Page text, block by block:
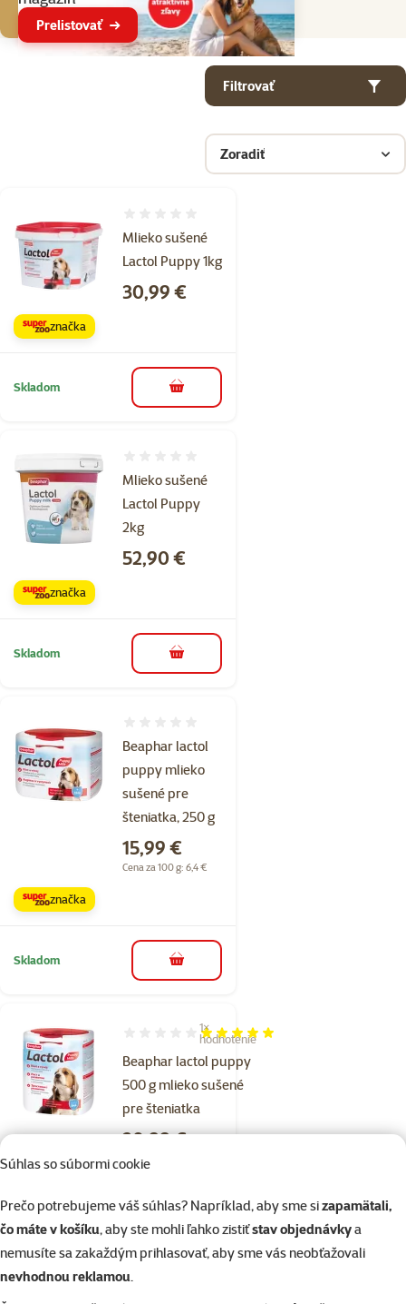
Súhlas so súbormi cookie
Prečo potrebujeme váš súhlas? Napríklad, aby sme sizapamätali,
čo máte v košíku, aby ste mohli ľahko zistiťstav objednávkya
nemusíte sa zakaždým prihlasovať, aby sme vás neobťažovali
nevhodnou reklamou.
Prelistovať
Filtrovať
Zoradiť
Produkty v kategorii Mlieko pre šteniatka
Mlieko sušené
Lactol Puppy 1kg
Cena
30,99 €
značka
Skladom do košíka
Mlieko sušené
Lactol Puppy
2kg
Cena
52,90 €
značka
Skladom do košíka
Beaphar lactol
puppy mlieko
sušené pre
šteniatka, 250 g
Cena
15,99 €
Cena za 100 g: 6,4 €
značka
Skladom do košíka
Beaphar lactol puppy
500 g mlieko sušené
pre šteniatka
Hodnotenie 100%, počet hodnotení: 1
1×
hodnotenie
Cena
20,99 €
značka
Skladom